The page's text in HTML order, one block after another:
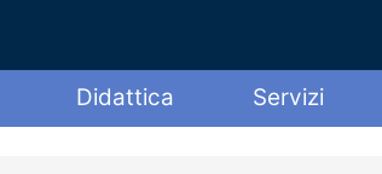
Didattica Servizi